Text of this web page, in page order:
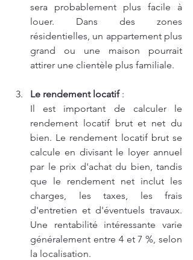
sera probablement plus facile à
louer. Dans des zones
résidentielles, un appartement plus
grand ou une maison pourrait
attirer une clientèle plus familiale.
Le rendement locatif :
Il est important de calculer le
rendement locatif brut et net du
bien. Le rendement locatif brut se
calcule en divisant le loyer annuel
par le prix d'achat du bien, tandis
que le rendement net inclut les
charges, les taxes, les frais
d'entretien et d'éventuels travaux.
Une rentabilité intéressante varie
généralement entre 4 et 7 %, selon
la localisation.